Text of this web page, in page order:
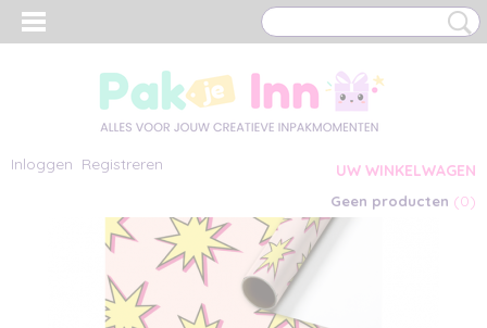
Inloggen Registreren UW WINKELWAGEN
Geen producten (0)